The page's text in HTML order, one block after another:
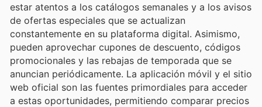
estar atentos a los catálogos semanales y a los avisos
de ofertas especiales que se actualizan
constantemente en su plataforma digital. Asimismo,
pueden aprovechar cupones de descuento, códigos
promocionales y las rebajas de temporada que se
anuncian periódicamente. La aplicación móvil y el sitio
web oficial son las fuentes primordiales para acceder
a estas oportunidades, permitiendo comparar precios